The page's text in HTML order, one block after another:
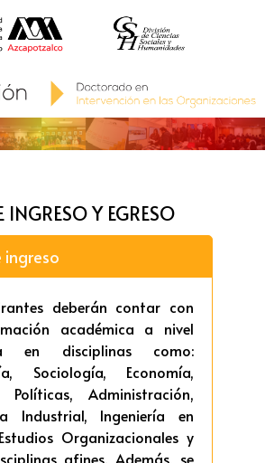
INGRESO Y EGRESO
ingreso
deberán contar con
académica a nivel
en disciplinas como:
Sociología, Economía,
Políticas, Administración,
Industrial, Ingeniería en
Organizacionales y
afines. Además, se